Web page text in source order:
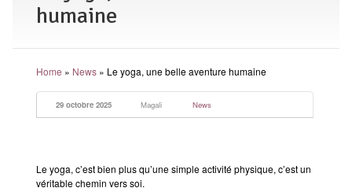
L’art japonais
Séances
En entreprise
Shiatsu Tarifs
L’état optimal
humaine
Home » News» Le yoga, une belle aventure humaine
29 octobre 2025 Magali News
Le yoga, c’est bien plus qu’une simple activité physique, c’est un
véritable chemin vers soi.